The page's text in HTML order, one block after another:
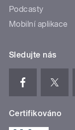
Podcasty
Mobilní aplikace
Sledujte nás
Certifikováno